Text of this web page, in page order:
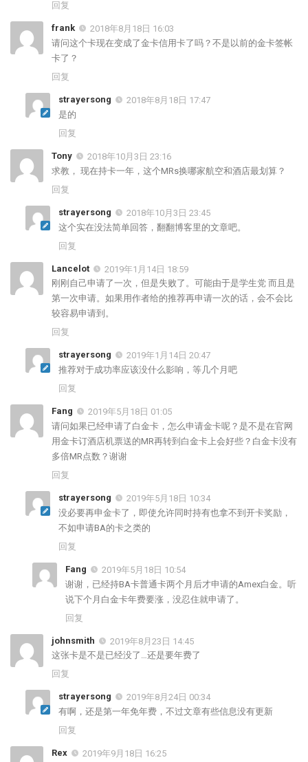
回复
frank
2018年8月18日 16:03
请问这个卡现在变成了金卡信用卡了吗？不是以前的金卡签帐
卡了？
回复
strayersong
2018年8月18日 17:47
是的
回复
Tony
2018年10月3日 23:16
求教， 现在持卡一年，这个MRs换哪家航空和酒店最划算？
回复
strayersong
2018年10月3日 23:45
这个实在没法简单回答，翻翻博客里的文章吧。
回复
Lancelot
2019年1月14日 18:59
刚刚自己申请了一次，但是失败了。可能由于是学生党 而且是
第一次申请。如果用作者给的推荐再申请一次的话，会不会比
较容易申请到。
回复
strayersong
2019年1月14日 20:47
推荐对于成功率应该没什么影响，等几个月吧
回复
Fang
2019年5月18日 01:05
请问如果已经申请了白金卡，怎么申请金卡呢？是不是在官网
用金卡订酒店机票送的MR再转到白金卡上会好些？白金卡没有
多倍MR点数？谢谢
回复
strayersong
2019年5月18日 10:34
没必要再申金卡了，即使允许同时持有也拿不到开卡奖励，
不如申请BA的卡之类的
回复
Fang
2019年5月18日 10:54
谢谢，已经持BA卡普通卡两个月后才申请的Amex白金。听
说下个月白金卡年费要涨，没忍住就申请了。
回复
johnsmith
2019年8月23日 14:45
这张卡是不是已经没了…还是要年费了
回复
strayersong
2019年8月24日 00:34
有啊，还是第一年免年费，不过文章有些信息没有更新
回复
Rex
2019年9月18日 16:25